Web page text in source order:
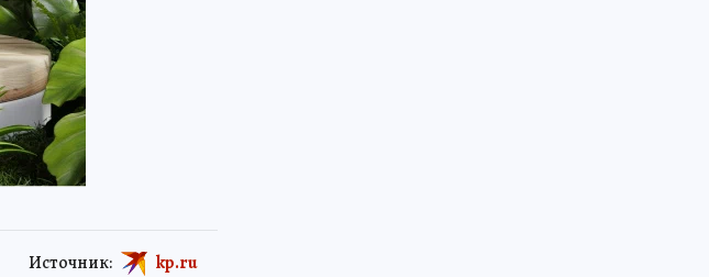
Источник: kp.ru